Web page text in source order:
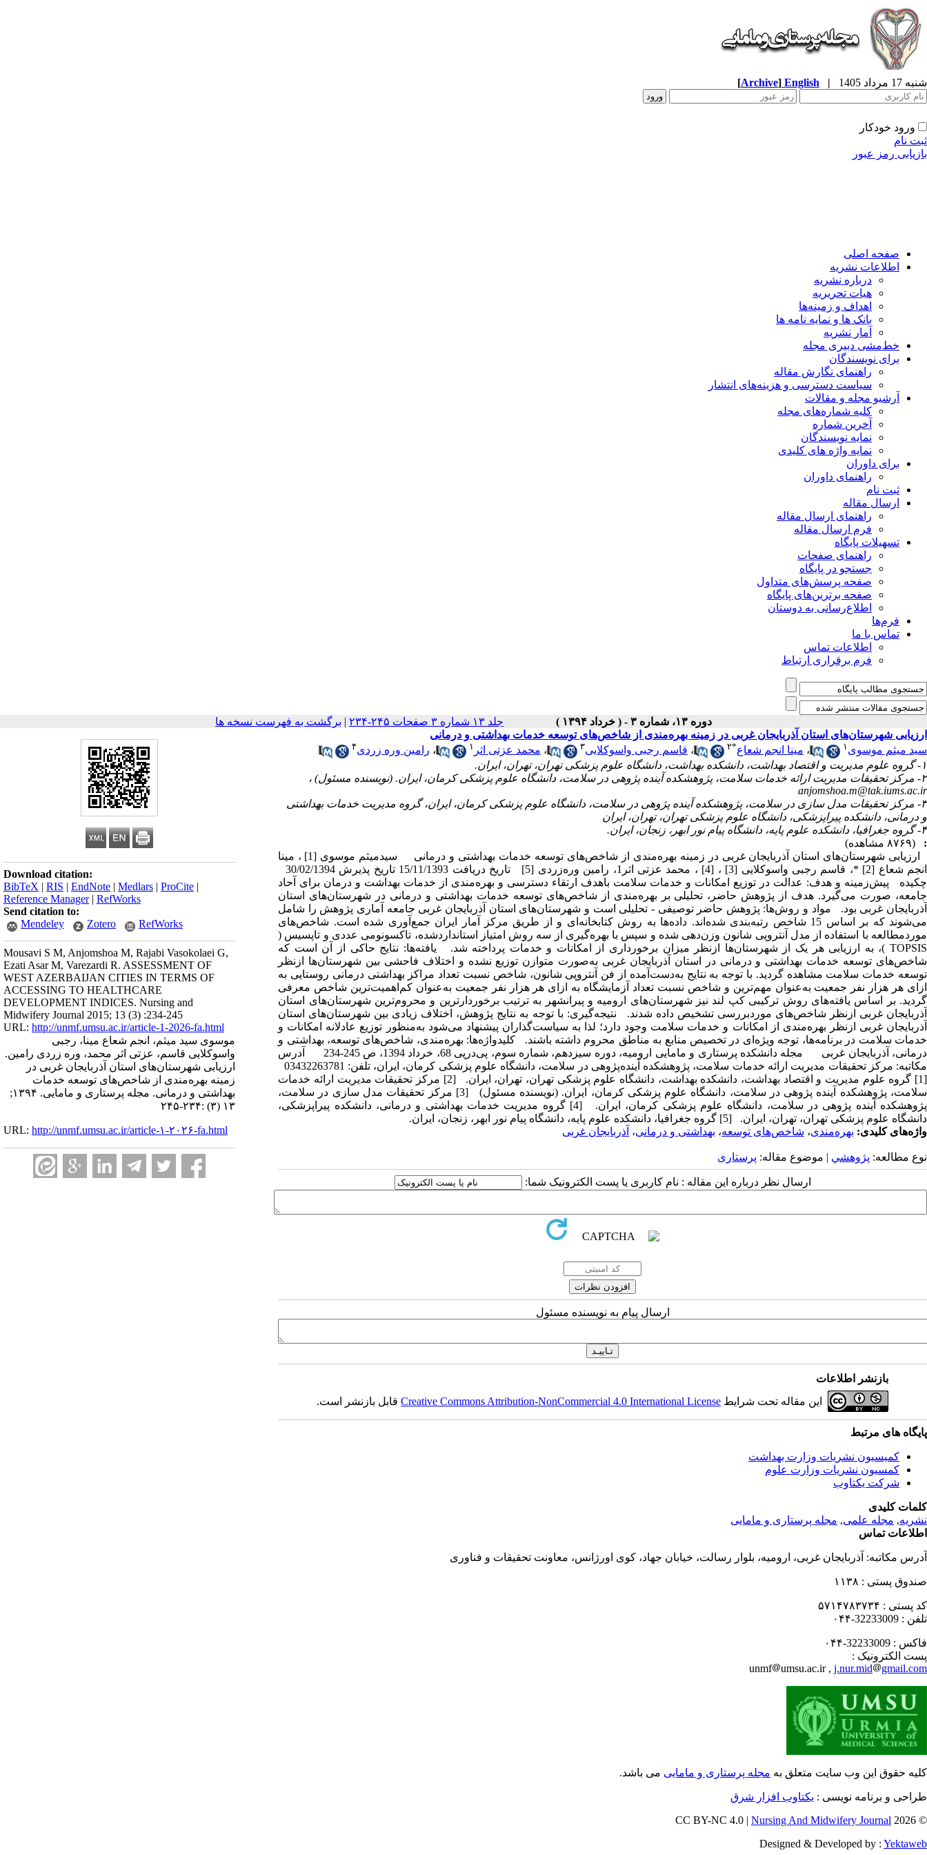
شنبه 17 مرداد 1405 |
English
[Archive]
ورود خودکار
ثبت نام
بازیابی رمز عبور
صفحه اصلی
اطلاعات نشریه
درباره نشریه
هیات تحریریه
اهداف و زمینه‌ها
بانک ها و نمایه نامه ها
آمار نشریه
خط‌مشی دبیری مجله
برای نویسندگان
راهنمای نگارش مقاله
سیاست دسترسی و هزینه‌های انتشار
آرشیو مجله و مقالات
کلیه شماره‌های مجله
آخرین شماره
نمایه نویسندگان
نمایه واژه های کلیدی
برای داوران
راهنمای داوران
ثبت نام
ارسال مقاله
راهنمای ارسال مقاله
فرم ارسال مقاله
تسهیلات پایگاه
راهنمای صفحات
جستجو در پایگاه
صفحه پرسش‌های متداول
صفحه برترین‌های پایگاه
اطلاع‌رسانی به دوستان
فرم‌ها
تماس با ما
اطلاعات تماس
فرم برقراری ارتباط
دوره ۱۳، شماره ۳ - ( خرداد ۱۳۹۴ ) جلد ۱۳ شماره ۳ صفحات ۲۴۵-۲۳۴ | برگشت به فهرست نسخه ها
Download citation:
BibTeX | RIS | EndNote | Medlars | ProCite |
Reference Manager| RefWorks
Send citation to:
Mendeley
Zotero RefWorks
Mousavi S M, Anjomshoa M, Rajabi Vasokolaei G,
Ezati Asar M, Varezardi R. ASSESSMENT OF
WEST AZERBAIJAN CITIES IN TERMS OF
ACCESSING TO HEALTHCARE
DEVELOPMENT INDICES. Nursing and
Midwifery Journal 2015; 13 (3) :234-245
URL: http://unmf.umsu.ac.ir/article-1-2026-fa.html
موسوی سید میثم، انجم شعاع مینا، رجبی
واسوکلایی قاسم، عزتی اثر محمد، وره زردی رامین.
ارزیابی شهرستان‌های استان آذربایجان غربی در
زمینه بهره‌مندی از شاخص‌های توسعه خدمات
بهداشتی و درمانی. مجله پرستاری و مامایی. ۱۳۹۴;
۱۳ (۳) :۲۳۴-۲۴۵
URL: http://unmf.umsu.ac.ir/article-۱-۲۰۲۶-fa.html
ارزیابی شهرستان‌های استان آذربایجان غربی در زمینه بهره‌مندی از شاخص‌های توسعه خدمات بهداشتی و درمانی
سید میثم موسوی ۱ ، مینا انجم شعاع*۲ ، قاسم رجبی واسوکلایی۳ ، محمد عزتی اثر ۱ ، رامین وره زردی۴
۱- گروه علوم مدیریت و اقتصاد بهداشت، دانشکده بهداشت، دانشگاه علوم پزشکی تهران، تهران، ایران.
۲- مرکز تحقیقات مدیریت ارائه خدمات سلامت، پژوهشکده آینده پژوهی در سلامت، دانشگاه علوم پزشکی کرمان، ایران. (نویسنده مسئول) ،
anjomshoa.m@tak.iums.ac.ir
۳- مرکز تحقیقات مدل سازی در سلامت، پژوهشکده آینده پژوهی در سلامت، دانشگاه علوم پزشکی کرمان، ایران، گروه مدیریت خدمات بهداشتی
و درمانی، دانشکده پیراپزشکی، دانشگاه علوم پزشکی تهران، تهران، ایران
۴- گروه جغرافیا، دانشکده علوم پایه، دانشگاه پیام نور ابهر، زنجان، ایران.
:
(۸۷۶۹ مشاهده)
ارزیابی شهرستان‌های استان آذربایجان غربی در زمینه بهره‌مندی از شاخص‌های توسعه خدمات بهداشتی و درمانی سیدمیثم موسوی [1] ، مینا
انجم شعاع [2] *، قاسم رجبی واسوکلایی [3] ، [4] ، محمد عزتی اثر1، رامین وره‌زردی [5] تاریخ دریافت 15/11/1393 تاریخ پذیرش 30/02/1394
چکیده پیش‌زمینه و هدف: عدالت در توزیع امکانات و خدمات سلامت باهدف ارتقاء دسترسی و بهره‌مندی از خدمات بهداشت و درمان برای آحاد
جامعه، صورت می‌گیرد. هدف از پژوهش حاضر، تحلیلی بر بهره‌مندی از شاخص‌های توسعه خدمات بهداشتی و درمانی در شهرستان‌های استان
آذربایجان غربی بود. مواد و روش‌ها: پژوهش حاضر توصیفی - تحلیلی است و شهرستان‌های استان آذربایجان غربی جامعه آماری پژوهش را شامل
می‌شوند که بر اساس 15 شاخص رتبه‌بندی شده‌اند. داده‌ها به روش کتابخانه‌ای و از طریق مرکز آمار ایران جمع‌آوری شده است. شاخص‌های
موردمطالعه با استفاده از مدل آنتروپی شانون وزن‌دهی شده و سپس با بهره‌گیری از سه روش امتیاز استانداردشده، تاکسونومی عددی و تاپسیس (
TOPSIS )، به ارزیابی هر یک از شهرستان‌ها ازنظر میزان برخورداری از امکانات و خدمات پرداخته شد. یافته‌ها: نتایج حاکی از آن است که
شاخص‌های توسعه خدمات بهداشتی و درمانی در استان آذربایجان غربی به‌صورت متوازن توزیع نشده و اختلاف فاحشی بین شهرستان‌ها ازنظر
توسعه خدمات سلامت مشاهده گردید. با توجه به نتایج به‌دست‌آمده از فن آنتروپی شانون، شاخص نسبت تعداد مراکز بهداشتی درمانی روستایی به
ازای هر هزار نفر جمعیت به‌عنوان مهم‌ترین و شاخص نسبت تعداد آزمایشگاه به ازای هر هزار نفر جمعیت به‌عنوان کم‌اهمیت‌ترین شاخص معرفی
گردید. بر اساس یافته‌های روش ترکیبی کپ لند نیز شهرستان‌های ارومیه و پیرانشهر به ترتیب برخوردارترین و محروم‌ترین شهرستان‌های استان
آذربایجان غربی ازنظر شاخص‌های موردبررسی تشخیص داده شدند. نتیجه‌گیری: با توجه به نتایج پژوهش، اختلاف زیادی بین شهرستان‌های استان
آذربایجان غربی ازنظر بهره‌مندی از امکانات و خدمات سلامت وجود دارد؛ لذا به سیاست‌گذاران پیشنهاد می‌شود به‌منظور توزیع عادلانه امکانات و
خدمات سلامت در برنامه‌ها، توجه ویژه‌ای در تخصیص منابع به مناطق محروم داشته باشند. کلیدواژه‌ها: بهره‌مندی، شاخص‌های توسعه، بهداشتی و
درمانی، آذربایجان غربی مجله دانشکده پرستاری و مامایی ارومیه، دوره سیزدهم، شماره سوم، پی‌درپی 68، خرداد 1394، ص 245-234 آدرس
[1] گروه علوم مدیریت و اقتصاد بهداشت، دانشکده بهداشت، دانشگاه علوم پزشکی تهران، تهران، ایران. [2] مرکز تحقیقات مدیریت ارائه خدمات
سلامت، پژوهشکده آینده پژوهی در سلامت، دانشگاه علوم پزشکی کرمان، ایران. (نویسنده مسئول) [3] مرکز تحقیقات مدل سازی در سلامت،
پژوهشکده آینده پژوهی در سلامت، دانشگاه علوم پزشکی کرمان، ایران. [4] گروه مدیریت خدمات بهداشتی و درمانی، دانشکده پیراپزشکی،
دانشگاه علوم پزشکی تهران، تهران، ایران. [5] گروه جغرافیا، دانشکده علوم پایه، دانشگاه پیام نور ابهر، زنجان، ایران.
واژه‌های کلیدی: بهره‌مندی، شاخص‌های توسعه، بهداشتی و درمانی، آذربایجان غربی
نوع مطالعه: پژوهشي | موضوع مقاله: پرستاری
ارسال نظر درباره این مقاله : نام کاربری یا پست الکترونیک شما:
ارسال پیام به نویسنده مسئول
بازنشر اطلاعات
این مقاله تحت شرایط Creative Commons Attribution-NonCommercial 4.0 International Licenseقابل بازنشر است.
پایگاه های مرتبط
کمیسیون نشریات وزارت بهداشت
کمسیون نشریات وزارت علوم
شرکت یکتاوب
کلمات کلیدی
نشریه, مجله علمی, مجله پرستاری و مامایی
اطلاعات تماس
آدرس مکاتبه: آذربایجان غربی، ارومیه، بلوار رسالت، خیابان جهاد، کوی اورژانس، معاونت تحقیقات و فناوری
صندوق پستی : ۱۱۳۸
کد پستی : ۵۷۱۴۷۸۳۷۳۴
تلفن : 32233009-۰۴۴
فاکس : 32233009-۰۴۴
پست الکترونیک :
unmf
umsu.ac.ir , j.nur.mid gmail.com
کلیه حقوق این وب سایت متعلق به مجله پرستاری و مامایی می باشد.
طراحی و برنامه نویسی : یکتاوب افزار شرق
© 2026 CC BY-NC 4.0 |
Nursing And Midwifery Journal
Designed & Developed by : Yektaweb